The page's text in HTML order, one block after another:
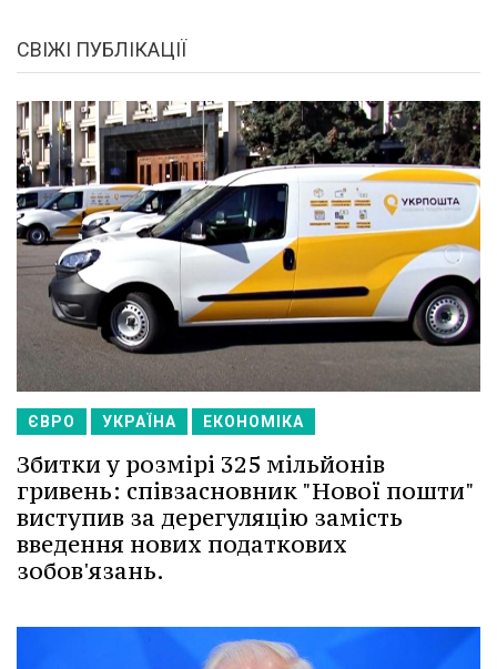
СВІЖІ ПУБЛІКАЦІЇ
ЄВРО УКРАЇНА ЕКОНОМІКА
Збитки у розмірі 325 мільйонів
гривень: співзасновник "Нової пошти"
виступив за дерегуляцію замість
введення нових податкових
зобов'язань.